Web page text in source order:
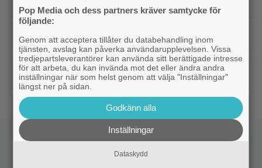
du inte behöver se ”The Odyssey” i IMAX
Klassiker|Glöm ”Nyckeln till frihet” – tidernas
bästa fängelsefilm är korad
Pop Media och dess partners kräver samtycke för
följande:
Genom att acceptera tillåter du databehandling inom
tjänsten, avslag kan påverka användarupplevelsen. Vissa
tredjepartsleverantörer kan använda sitt berättigade intresse
för att arbeta, du kan invända mot det eller ändra andra
inställningar när som helst genom att välja "Inställningar"
längst ner på sidan.
Godkänn alla
Inställningar
Dataskydd